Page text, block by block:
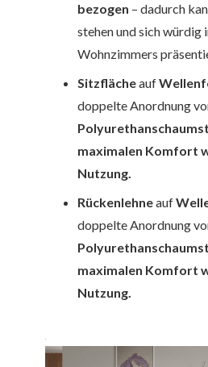
bezogen – dadurch
stehen und sich würdig
Wohnzimmers
Sitzflächeauf
doppelte Anordnung
maximalen Komfort
Nutzung.
Rückenlehneauf
doppelte Anordnung
maximalen Komfort
Nutzung.